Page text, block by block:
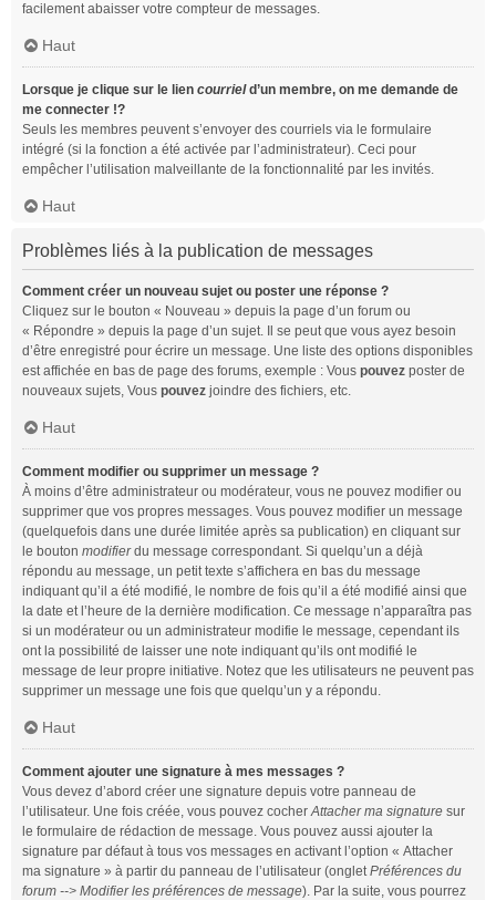
facilement abaisser votre compteur de messages.
Haut
Lorsque je clique sur le lien courrield’un membre, on me demande de
me connecter !?
Seuls les membres peuvent s’envoyer des courriels via le formulaire
intégré (si la fonction a été activée par l’administrateur). Ceci pour
empêcher l’utilisation malveillante de la fonctionnalité par les invités.
Haut
Problèmes liés à la publication de messages
Comment créer un nouveau sujet ou poster une réponse ?
Cliquez sur le bouton « Nouveau » depuis la page d’un forum ou
« Répondre » depuis la page d’un sujet. Il se peut que vous ayez besoin
d’être enregistré pour écrire un message. Une liste des options disponibles
est affichée en bas de page des forums, exemple : Vous pouvez poster de
nouveaux sujets, Vous pouvez joindre des fichiers, etc.
Haut
Comment modifier ou supprimer un message ?
À moins d’être administrateur ou modérateur, vous ne pouvez modifier ou
supprimer que vos propres messages. Vous pouvez modifier un message
(quelquefois dans une durée limitée après sa publication) en cliquant sur
le bouton modifierdu message correspondant. Si quelqu’un a déjà
répondu au message, un petit texte s’affichera en bas du message
indiquant qu’il a été modifié, le nombre de fois qu’il a été modifié ainsi que
la date et l’heure de la dernière modification. Ce message n’apparaîtra pas
si un modérateur ou un administrateur modifie le message, cependant ils
ont la possibilité de laisser une note indiquant qu’ils ont modifié le
message de leur propre initiative. Notez que les utilisateurs ne peuvent pas
supprimer un message une fois que quelqu’un y a répondu.
Haut
Comment ajouter une signature à mes messages ?
Vous devez d’abord créer une signature depuis votre panneau de
l’utilisateur. Une fois créée, vous pouvez cocherAttacher ma signature sur
le formulaire de rédaction de message. Vous pouvez aussi ajouter la
signature par défaut à tous vos messages en activant l’option « Attacher
ma signature » à partir du panneau de l’utilisateur (ongletPréférences du
forum --> Modifier les préférences de message). Par la suite, vous pourrez